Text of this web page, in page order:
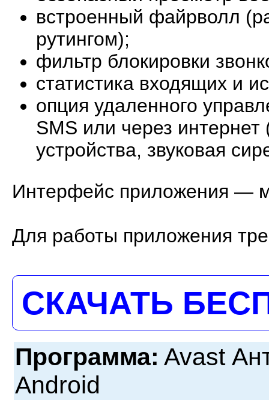
встроенный файрволл
рутингом);
фильтр блокировки
статистика входящих и
опция удаленного
SMS или через
устройства, звуковая
Интерфейс приложения —
Для работы приложения
СКАЧАТЬ
Программа: Avast
Android